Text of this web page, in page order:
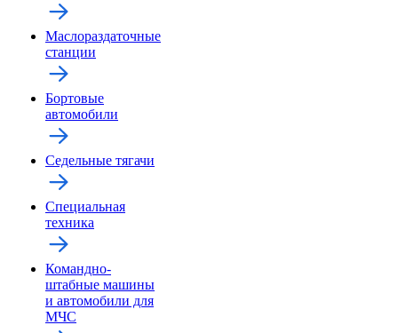
Маслораздаточные
станции
Бортовые
автомобили
Седельные тягачи
Специальная
техника
Командно-
штабные машины
и автомобили для
МЧС